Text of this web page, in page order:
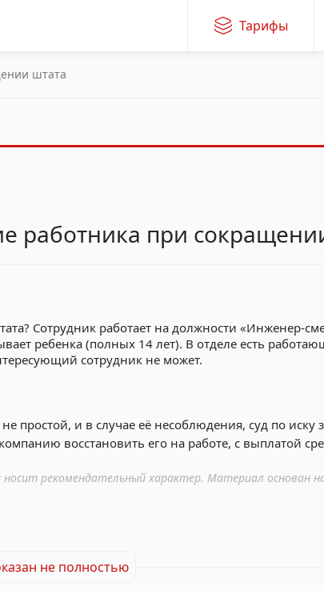
Тарифы
штата
работника при
Сотрудник работает на должности «Инженер-
ребенка (полных 14 лет). В отделе есть
сотрудник не может.
простой, и в случае её несоблюдения, суд по иску
восстановить его на работе, с выплатой
рекомендательный характер. Материал основан
не полностью